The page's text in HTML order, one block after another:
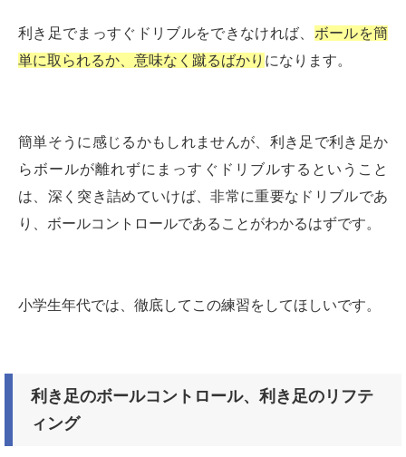
利き足でまっすぐドリブルをできなければ、 ボールを簡
単に取られるか、意味なく蹴るばかり になります。
簡単そうに感じるかもしれませんが、利き足で利き足か
らボールが離れずにまっすぐドリブルするということ
は、深く突き詰めていけば、非常に重要なドリブルであ
り、ボールコントロールであることがわかるはずです。
小学生年代では、徹底してこの練習をしてほしいです。
利き足のボールコントロール、利き足のリフテ
ィング